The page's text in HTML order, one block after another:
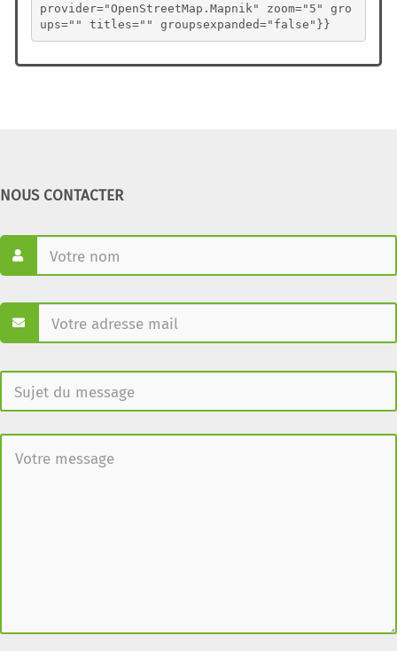
provider="OpenStreetMap.Mapnik" zoom="5" gro
ups="" titles="" groupsexpanded="false"}}
NOUS CONTACTER